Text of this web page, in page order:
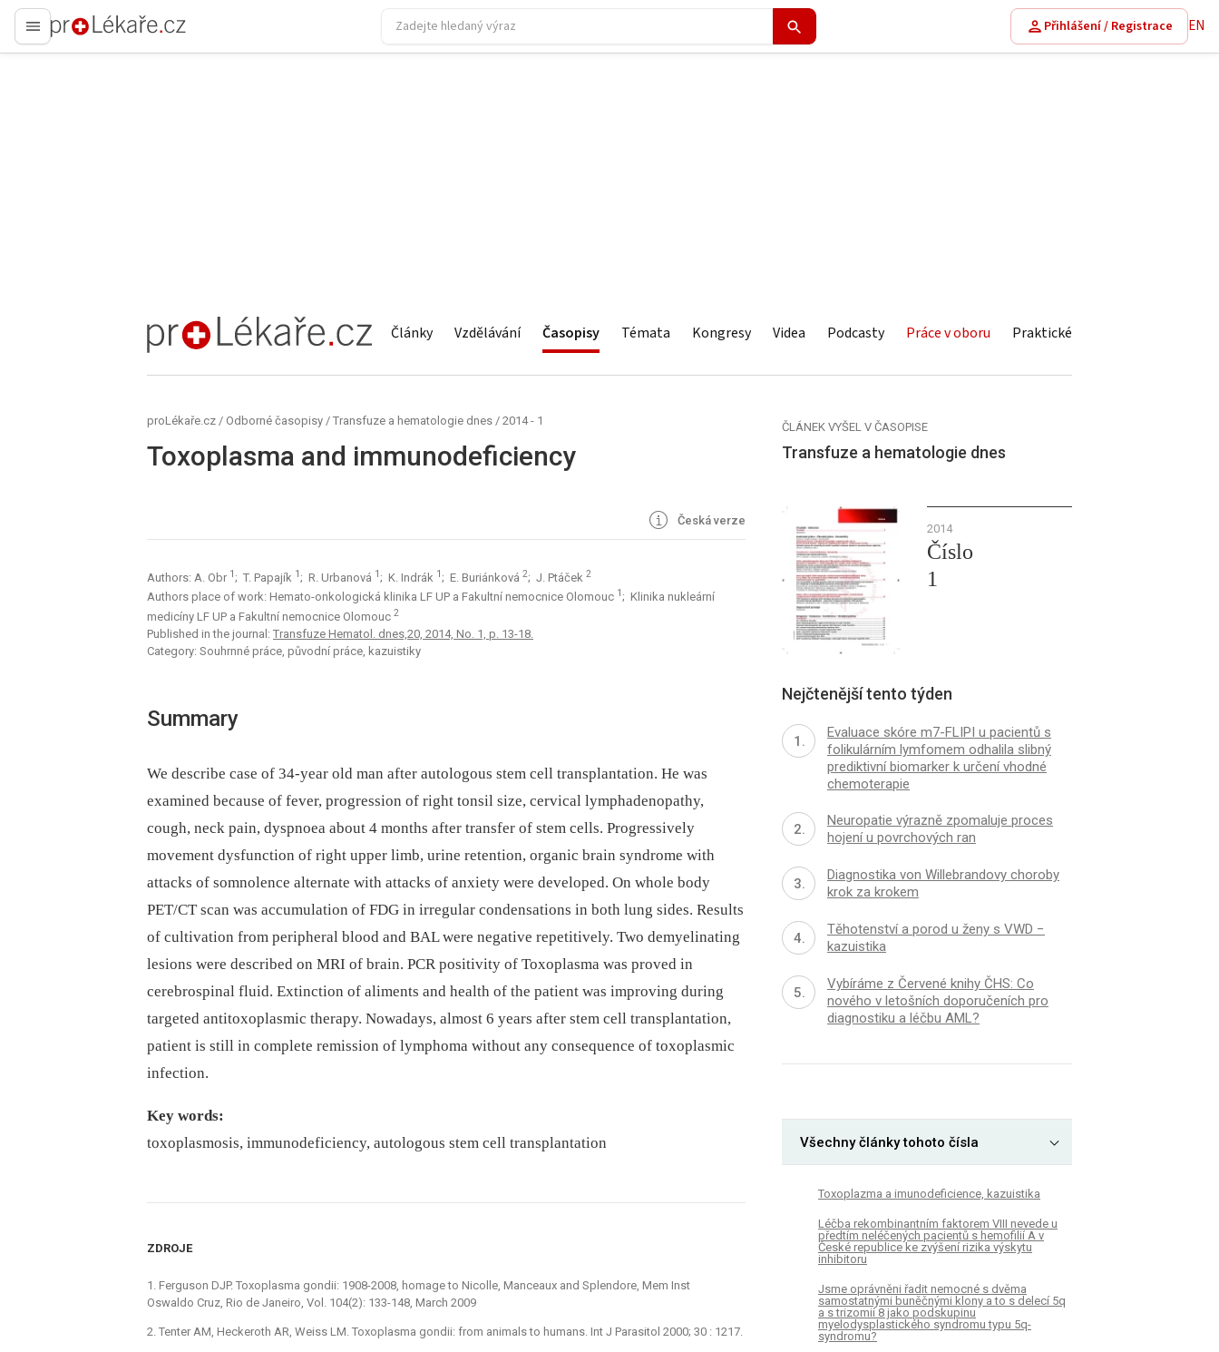
proLékaře.cz
Přihlášení / Registrace EN
proLékaře.cz Články Vzdělávání Časopisy Témata Kongresy Videa Podcasty Práce v oboru Praktické
proLékaře.cz / Odborné časopisy / Transfuze a hematologie dnes / 2014 - 1
Toxoplasma and immunodeficiency
Česká verze
Authors: A. Obr 1 ; T. Papajík 1 ; R. Urbanová 1 ; K. Indrák 1 ; E. Buriánková 2; J. Ptáček 2
Authors place of work: Hemato-onkologická klinika LF UP a Fakultní nemocnice Olomouc 1 ; Klinika nukleární
medicíny LF UP a Fakultní nemocnice Olomouc 2
Published in the journal: Transfuze Hematol. dnes,20, 2014, No. 1, p. 13-18.
Category: Souhrnné práce, původní práce, kazuistiky
Summary
We describe case of 34-year old man after autologous stem cell transplantation. He was
examined because of fever, progression of right tonsil size, cervical lymphadenopathy,
cough, neck pain, dyspnoea about 4 months after transfer of stem cells. Progressively
movement dysfunction of right upper limb, urine retention, organic brain syndrome with
attacks of somnolence alternate with attacks of anxiety were developed. On whole body
PET/CT scan was accumulation of FDG in irregular condensations in both lung sides. Results
of cultivation from peripheral blood and BAL were negative repetitively. Two demyelinating
lesions were described on MRI of brain. PCR positivity of Toxoplasma was proved in
cerebrospinal fluid. Extinction of aliments and health of the patient was improving during
targeted antitoxoplasmic therapy. Nowadays, almost 6 years after stem cell transplantation,
patient is still in complete remission of lymphoma without any consequence of toxoplasmic
infection.
Key words:
toxoplasmosis, immunodeficiency, autologous stem cell transplantation
ZDROJE
1. Ferguson DJP. Toxoplasma gondii: 1908-2008, homage to Nicolle, Manceaux and Splendore, Mem Inst
Oswaldo Cruz, Rio de Janeiro, Vol. 104(2): 133-148, March 2009
2. Tenter AM, Heckeroth AR, Weiss LM. Toxoplasma gondii: from animals to humans. Int J Parasitol 2000; 30 : 1217.
ČLÁNEK VYŠEL V ČASOPISE
Transfuze a hematologie dnes
2014
Číslo
1
Nejčtenější tento týden
Evaluace skóre m7-FLIPI u pacientů s
folikulárním lymfomem odhalila slibný
prediktivní biomarker k určení vhodné
chemoterapie
Neuropatie výrazně zpomaluje proces
hojení u povrchových ran
Diagnostika von Willebrandovy choroby
krok za krokem
Těhotenství a porod u ženy s VWD −
kazuistika
Vybíráme z Červené knihy ČHS: Co
nového v letošních doporučeních pro
diagnostiku a léčbu AML?
Všechny články tohoto čísla
Toxoplazma a imunodeficience, kazuistika
Léčba rekombinantním faktorem VIII nevede u
předtím neléčených pacientů s hemofilií A v
České republice ke zvýšení rizika výskytu
inhibitoru
Jsme oprávněni řadit nemocné s dvěma
samostatnými buněčnými klony a to s delecí 5q
a s trizomií 8 jako podskupinu
myelodysplastického syndromu typu 5q-
syndromu?